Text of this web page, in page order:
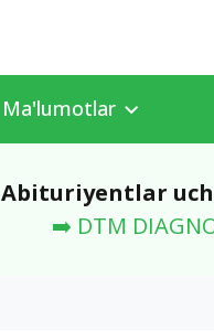
Ma'lumotlar
Abituriyentlar
➡️ DTM